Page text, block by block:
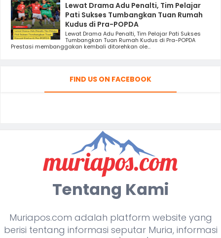
Lewat Drama Adu Penalti, Tim Pelajar
Pati Sukses Tumbangkan Tuan Rumah
Kudus di Pra-POPDA
Lewat Drama Adu Penalti, Tim Pelajar Pati Sukses
Tumbangkan Tuan Rumah Kudus di Pra-POPDA
Prestasi membanggakan kembali ditorehkan ole...
FIND US ON FACEBOOK
Tentang Kami
Muriapos.com adalah platform website yang
berisi tentang informasi seputar Muria, informasi